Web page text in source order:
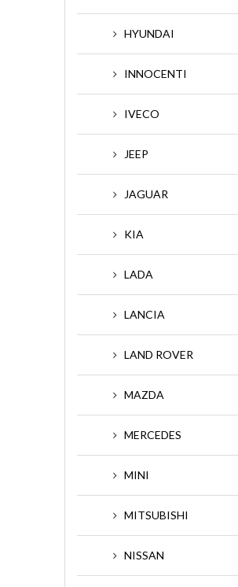
HYUNDAI
INNOCENTI
IVECO
JEEP
JAGUAR
KIA
LADA
LANCIA
LAND ROVER
MAZDA
MERCEDES
MINI
MITSUBISHI
NISSAN